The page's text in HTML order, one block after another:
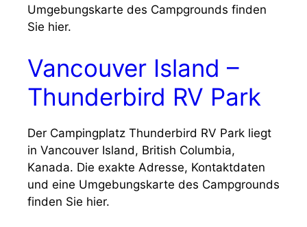
Umgebungskarte des Campgrounds finden
Sie hier.
Vancouver Island –
Thunderbird RV Park
Der Campingplatz Thunderbird RV Park liegt
in Vancouver Island, British Columbia,
Kanada. Die exakte Adresse, Kontaktdaten
und eine Umgebungskarte des Campgrounds
finden Sie hier.